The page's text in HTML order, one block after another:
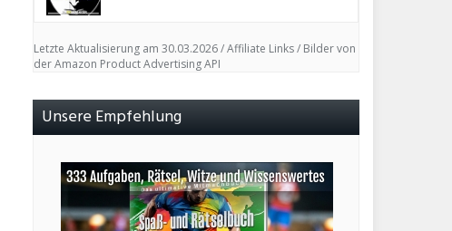
Letzte Aktualisierung am 30.03.2026 / Affiliate Links / Bilder von
der Amazon Product Advertising API
Unsere Empfehlung